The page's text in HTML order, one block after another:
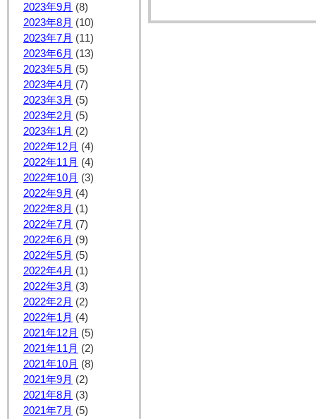
2023年9月 (8)
2023年8月 (10)
2023年7月 (11)
2023年6月 (13)
2023年5月 (5)
2023年4月 (7)
2023年3月 (5)
2023年2月 (5)
2023年1月 (2)
2022年12月 (4)
2022年11月 (4)
2022年10月 (3)
2022年9月 (4)
2022年8月 (1)
2022年7月 (7)
2022年6月 (9)
2022年5月 (5)
2022年4月 (1)
2022年3月 (3)
2022年2月 (2)
2022年1月 (4)
2021年12月 (5)
2021年11月 (2)
2021年10月 (8)
2021年9月 (2)
2021年8月 (3)
2021年7月 (5)